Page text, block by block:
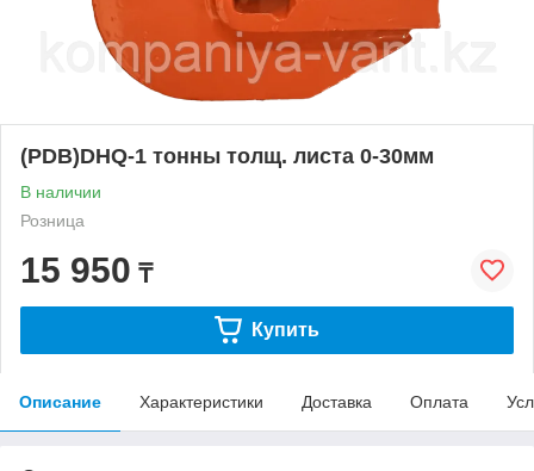
(PDB)DHQ-1 тонны толщ. листа 0-30мм
В наличии
Розница
15 950 ₸
Купить
Описание Характеристики Доставка Оплата